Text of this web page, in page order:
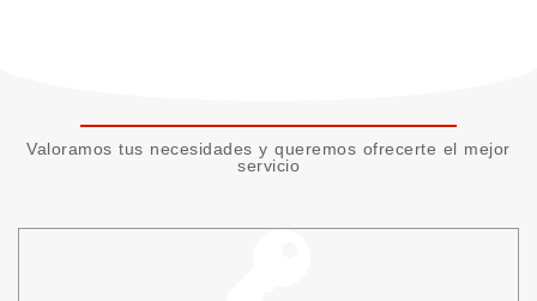
Valoramos tus necesidades y queremos ofrecerte el mejor
servicio